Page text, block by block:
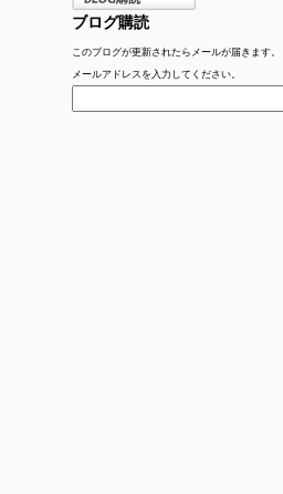
ブログ購読
このブログが更新されたらメールが届きます。
メールアドレスを入力してください。